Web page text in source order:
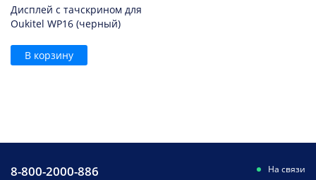
Дисплей с тачскрином для
Oukitel WP16 (черный)
В корзину
8-800-2000-886
На связи